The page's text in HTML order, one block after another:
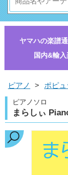
ヤマハの楽譜
国内&輸
ピアノ > ポピュ
ピアノソロ
まらしぃ